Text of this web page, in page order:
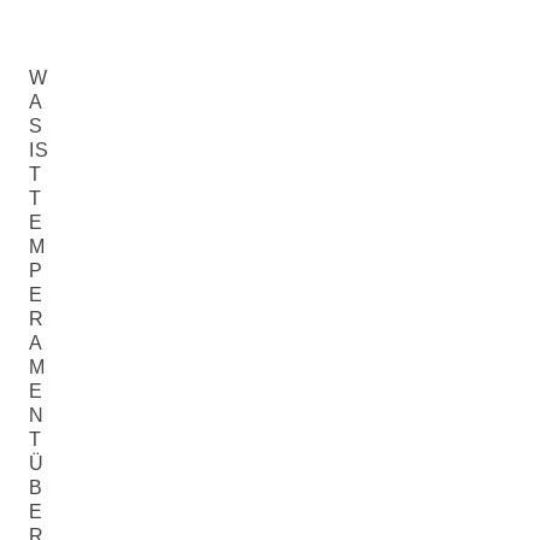
W
A
S
IS
T
T
E
M
P
E
R
A
M
E
N
T
Ü
B
E
R